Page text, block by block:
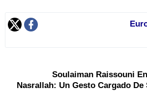
Soulaiman Raissouni
Nasrallah: Un Gesto Cargado